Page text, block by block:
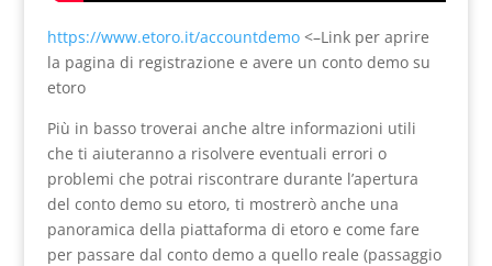
https://www.etoro.it/accountdemo<–Link per aprire
la pagina di registrazione e avere un conto demo su
etoro
Più in basso troverai anche altre informazioni utili
che ti aiuteranno a risolvere eventuali errori o
problemi che potrai riscontrare durante l’apertura
del conto demo su etoro, ti mostrerò anche una
panoramica della piattaforma di etoro e come fare
per passare dal conto demo a quello reale (passaggio